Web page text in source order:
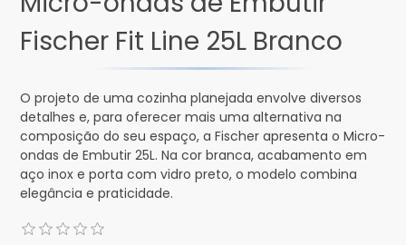
Fischer Fit Line 25L Branco
O projeto de uma cozinha planejada envolve diversos
detalhes e, para oferecer mais uma alternativa na
composição do seu espaço, a Fischer apresenta o Micro-
ondas de Embutir 25L. Na cor branca, acabamento em
aço inox e porta com vidro preto, o modelo combina
elegância e praticidade.